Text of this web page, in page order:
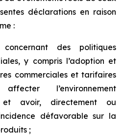
déclarations en raison
:
des politiques
y compris l’adoption et
commerciales et tarifaires
l’environnement
et avoir, directement ou
défavorable sur la
;